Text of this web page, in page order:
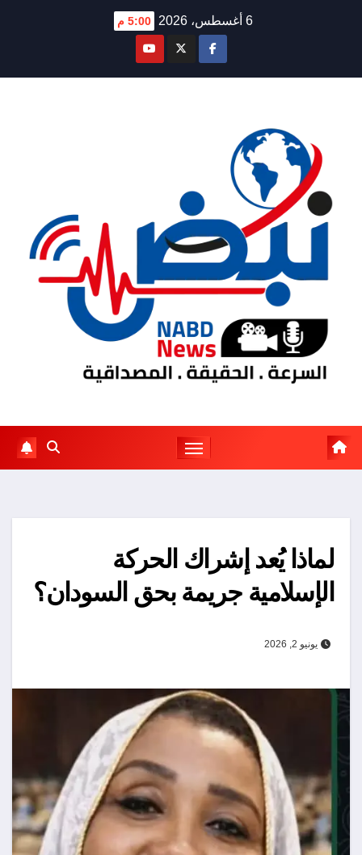
6 أغسطس، 2026 5:00 م
لماذا يُعد إشراك الحركة
الإسلامية جريمة بحق السودان؟
يونيو 2, 2026